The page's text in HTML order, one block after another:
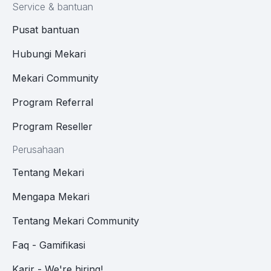
Service & bantuan
Pusat bantuan
Hubungi Mekari
Mekari Community
Program Referral
Program Reseller
Perusahaan
Tentang Mekari
Mengapa Mekari
Tentang Mekari Community
Faq - Gamifikasi